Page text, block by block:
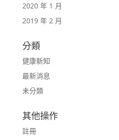
2020 年 1 月
2019 年 2 月
分類
健康新知
最新消息
未分類
其他操作
註冊